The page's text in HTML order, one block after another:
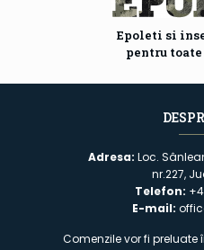
Epoleti si
pentru
Adresa:Loc.
nr.227,
Telefon:
E-mail:
Comenzile vor fi preluate